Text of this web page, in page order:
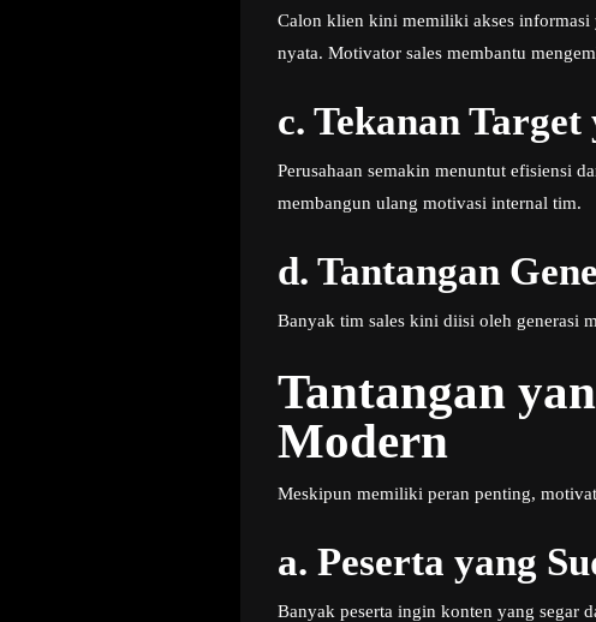
Calon klien kini memiliki akses informasi
nyata. Motivator sales membantu
c. Tekanan
Perusahaan semakin menuntut efisiensi
membangun ulang motivasi internal tim.
d. Tantangan
Banyak tim sales kini diisi oleh generasi
Tantangan
Modern
Meskipun memiliki peran penting,
a. Peserta yang
Banyak peserta ingin konten yang segar